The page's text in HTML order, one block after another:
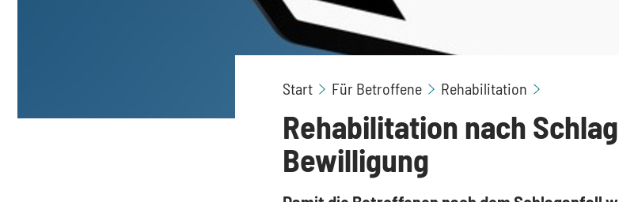
Start Für Betroffene Rehabilitation
Rehabilitation nach
Bewilligung